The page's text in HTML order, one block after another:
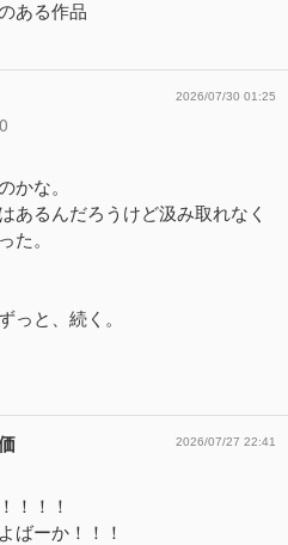
ある作品
0
2026/07/30 01:25
かな。
あるんだろうけど汲み取れなく
た。
っと、続く。
2026/07/27 22:41
！！！
ばーか！！！